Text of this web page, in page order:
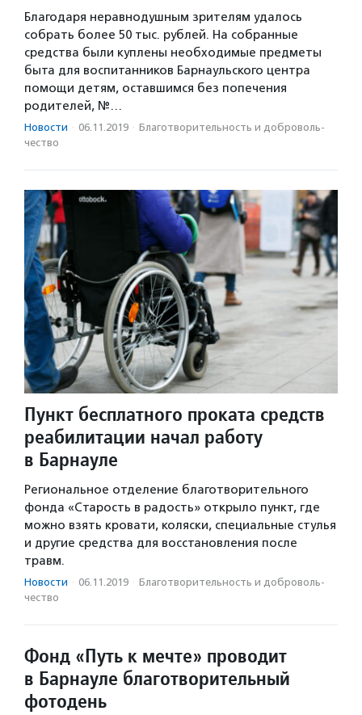
Благодаря неравнодушным зрителям удалось
собрать более 50 тыс. рублей. На собранные
средства были куплены необходимые предметы
быта для воспитанников Барнаульского центра
помощи детям, оставшимся без попечения
родителей, №…
Новости · 06.11.2019 · Благотвори­тель­ность и доброволь­
чест­во
Пункт бесплатного проката средств
реабилитации начал работу
в Барнауле
Региональное отделение благотворительного
фонда «Старость в радость» открыло пункт, где
можно взять кровати, коляски, специальные стулья
и другие средства для восстановления после
травм.
Новости · 06.11.2019 · Благотвори­тель­ность и доброволь­
чест­во
Фонд «Путь к мечте» проводит
в Барнауле благотворительный
фотодень